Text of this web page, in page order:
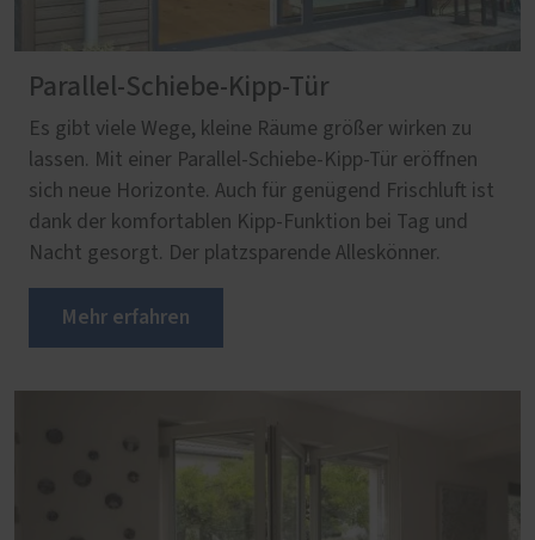
Parallel-Schiebe-Kipp-Tür
Es gibt viele Wege, kleine Räume größer wirken zu
lassen. Mit einer Parallel-Schiebe-Kipp-Tür eröffnen
sich neue Horizonte. Auch für genügend Frischluft ist
dank der komfortablen Kipp-Funktion bei Tag und
Nacht gesorgt. Der platzsparende Alleskönner.
Mehr erfahren